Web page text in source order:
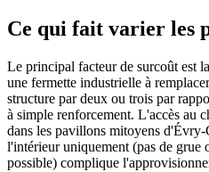
Ce qui fait varier les
Le principal facteur de surcoût est
une fermette industrielle à
structure par deux ou trois par
à simple renforcement. L'accès au
dans les pavillons mitoyens
l'intérieur uniquement (pas de grue
possible) complique